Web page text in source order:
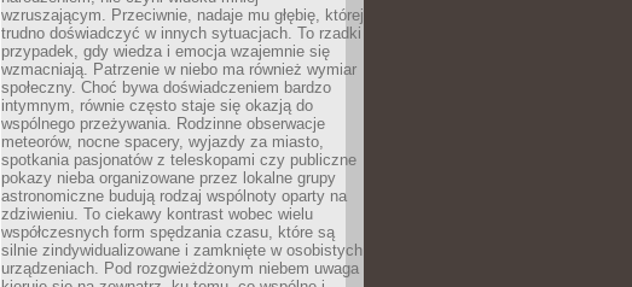
wzruszającym. Przeciwnie, nadaje mu głębię, której
trudno doświadczyć w innych sytuacjach. To rzadki
przypadek, gdy wiedza i emocja wzajemnie się
wzmacniają. Patrzenie w niebo ma również wymiar
społeczny. Choć bywa doświadczeniem bardzo
intymnym, równie często staje się okazją do
wspólnego przeżywania. Rodzinne obserwacje
meteorów, nocne spacery, wyjazdy za miasto,
spotkania pasjonatów z teleskopami czy publiczne
pokazy nieba organizowane przez lokalne grupy
astronomiczne budują rodzaj wspólnoty oparty na
zdziwieniu. To ciekawy kontrast wobec wielu
współczesnych form spędzania czasu, które są
silnie zindywidualizowane i zamknięte w osobistych
urządzeniach. Pod rozgwieżdżonym niebem uwaga